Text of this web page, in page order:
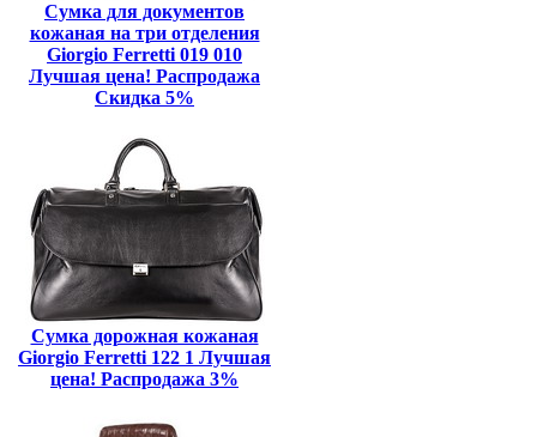
Сумка для документов
кожаная на три отделения
Giorgio Ferretti 019 010
Лучшая цена! Распродажа
Скидка 5%
Сумка дорожная кожаная
Giorgio Ferretti 122 1 Лучшая
цена! Распродажа 3%